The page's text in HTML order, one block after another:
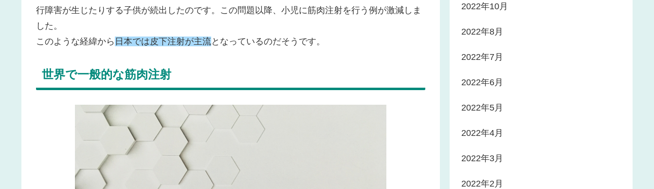
行障害が生じたりする子供が続出したのです。この問題以降、小児に筋肉注射を行う例が激減しま
した。
このような経緯から 日本では皮下注射が主流となっているのだそうです。
世界で一般的な筋肉注射
2022年10月
2022年8月
2022年7月
2022年6月
2022年5月
2022年4月
2022年3月
2022年2月